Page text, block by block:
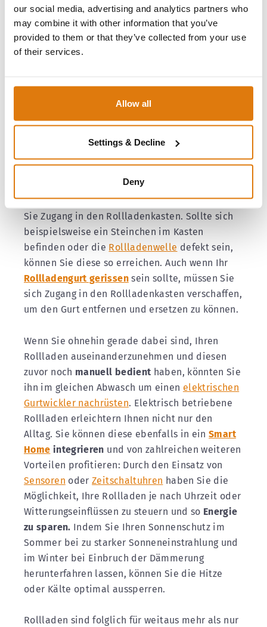
our social media, advertising and analytics partners who
may combine it with other information that you’ve
provided to them or that they’ve collected from your use
of their services.
Allow all
Settings & Decline
Deny
Rollladen in Ihrer Mietwohnungdienen können.
Rollladen-Reparatur in
Mietwohnungen – Was Sie
Nehmen wir nun an, Sie haben sich Ihre
Rollladen selbst angeschafft und diese sind
folglich nicht Teil der Mietsache. Somit ist Ihr
Rollladen oftmals auchselbstständig
reparieren.Über dieRevisionsklappefinden
Sie Zugang in den Rollladenkasten. Sollte sich
beispielsweise ein Steinchen im Kasten
befinden oder die Rollladenwelle defekt sein,
können Sie diese so erreichen. Auch wenn Ihr
Rollladengurt gerissen sein sollte, müssen Sie
sich Zugang in den Rollladenkasten verschaffen,
um den Gurt entfernen und ersetzen zu können.
Wenn Sie ohnehin gerade dabei sind, Ihren
Rollladen auseinanderzunehmen und diesen
zuvor noch manuell bedient haben, könnten Sie
ihn im gleichen Abwasch um einen elektrischen
Gurtwickler nachrüsten. Elektrisch betriebene
Rollladen erleichtern Ihnen nicht nur den
Alltag. Sie können diese ebenfalls in einSmart
Home integrieren und von zahlreichen weiteren
Vorteilen profitieren: Durch den Einsatz von
Sensoren oderZeitschaltuhren haben Sie die
Möglichkeit, Ihre Rollladen je nach Uhrzeit oder
Witterungseinflüssen zu steuern und so Energie
zu sparen. Indem Sie Ihren Sonnenschutz im
Sommer bei zu starker Sonneneinstrahlung und
im Winter bei Einbruch der Dämmerung
herunterfahren lassen, können Sie die Hitze
oder Kälte optimal aussperren.
Rollladen sind folglich für weitaus mehr als nur